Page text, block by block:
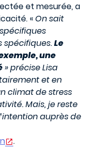
et mesurée, a
«On sait
spécifiques.Le
une
» précise Lisa
et en
climat de stress
Mais, je reste
auprès de
.